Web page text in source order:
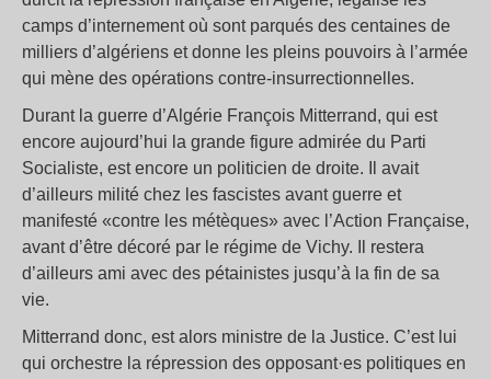
camps d’internement où sont parqués des centaines de
milliers d’algériens et donne les pleins pouvoirs à l’armée
qui mène des opérations contre-insurrectionnelles.
Durant la guerre d’Algérie François Mitterrand, qui est
encore aujourd’hui la grande figure admirée du Parti
Socialiste, est encore un politicien de droite. Il avait
d’ailleurs milité chez les fascistes avant guerre et
manifesté «contre les métèques» avec l’Action Française,
avant d’être décoré par le régime de Vichy. Il restera
d’ailleurs ami avec des pétainistes jusqu’à la fin de sa
vie.
Mitterrand donc, est alors ministre de la Justice. C’est lui
qui orchestre la répression des opposant·es politiques en